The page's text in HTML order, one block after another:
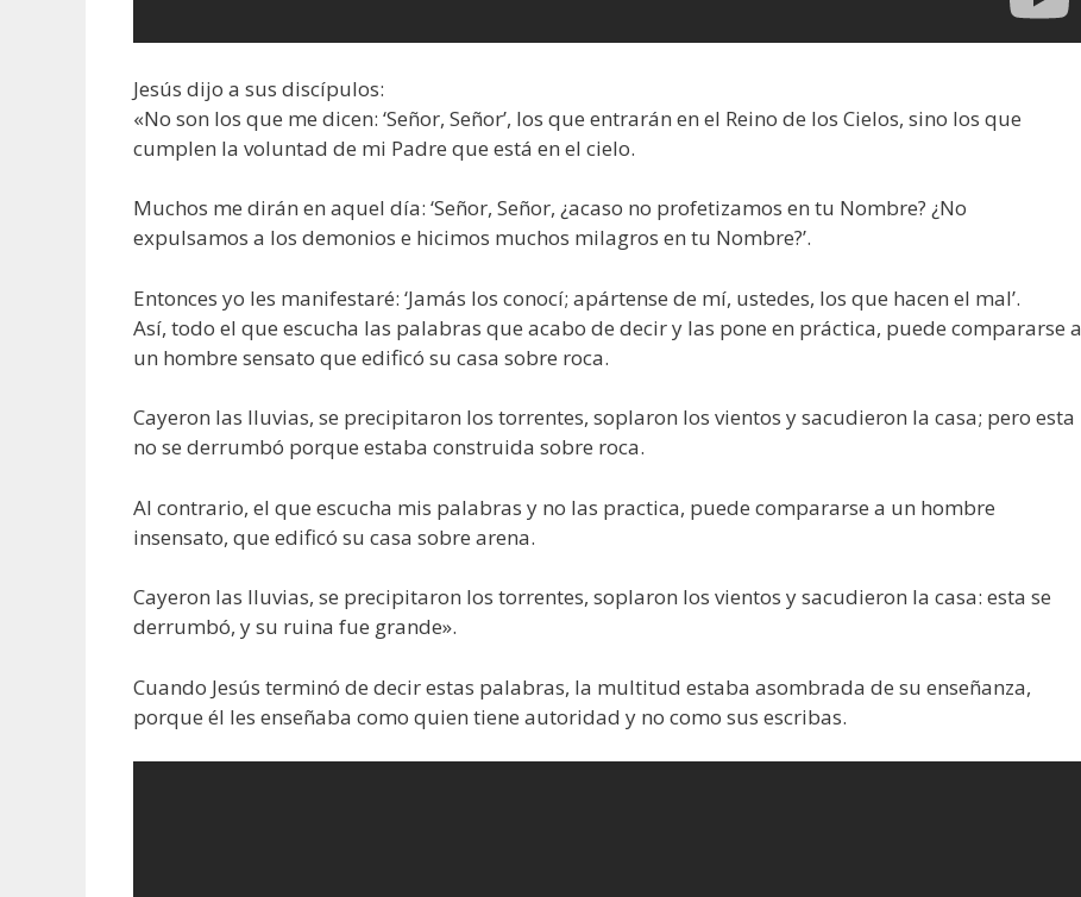
Jesús dijo a sus discípulos:
«No son los que me dicen: ‘Señor, Señor’, los que entrarán en el Reino de los Cielos, sino los que
cumplen la voluntad de mi Padre que está en el cielo.
Muchos me dirán en aquel día: ‘Señor, Señor, ¿acaso no profetizamos en tu Nombre? ¿No
expulsamos a los demonios e hicimos muchos milagros en tu Nombre?’.
Entonces yo les manifestaré: ‘Jamás los conocí; apártense de mí, ustedes, los que hacen el mal’.
Así, todo el que escucha las palabras que acabo de decir y las pone en práctica, puede compararse a
un hombre sensato que edificó su casa sobre roca.
Cayeron las lluvias, se precipitaron los torrentes, soplaron los vientos y sacudieron la casa; pero esta
no se derrumbó porque estaba construida sobre roca.
Al contrario, el que escucha mis palabras y no las practica, puede compararse a un hombre
insensato, que edificó su casa sobre arena.
Cayeron las lluvias, se precipitaron los torrentes, soplaron los vientos y sacudieron la casa: esta se
derrumbó, y su ruina fue grande».
Cuando Jesús terminó de decir estas palabras, la multitud estaba asombrada de su enseñanza,
porque él les enseñaba como quien tiene autoridad y no como sus escribas.